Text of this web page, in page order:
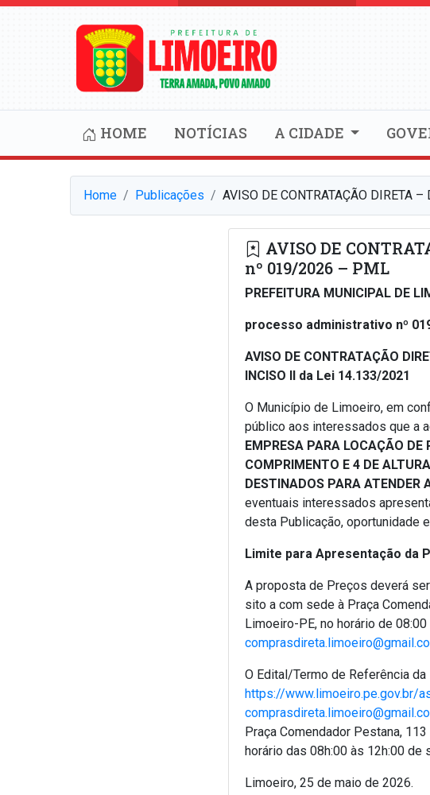
HOME NOTÍCIAS A CIDADE
Home Publicações AVISO DE CONTRATAÇÃO DIRETA
AVISO DE
nº 019/2026 – PML
PREFEITURA MUNICIPAL DE
processo administrativo nº
AVISO DE CONTRATAÇÃO
INCISO II da Lei 14.133/2021
O Município de Limoeiro, em
público aos interessados que a
EMPRESA PARA LOCAÇÃO
COMPRIMENTO E 4 DE
DESTINADOS PARA ATENDER
eventuais interessados
desta Publicação, oportunidade
Limite para Apresentação da
A proposta de Preços deverá
sito a com sede à Praça
Limoeiro-PE, no horário de
O Edital/Termo de Referência
https://www.limoeiro.pe.gov.br/
Praça Comendador Pestana,
horário das 08h:00 às 12h:00 de
Limoeiro, 25 de maio de 2026.